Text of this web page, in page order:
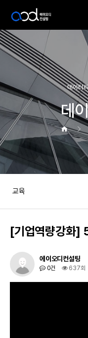
데이터
데
교육
[기업역량강화]
에이오디컨설팅
0건 637회